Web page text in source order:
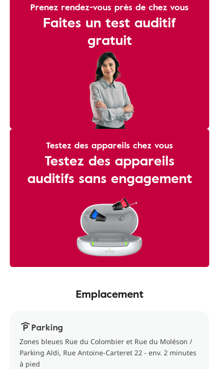
Prenez rendez-vous près de chez vous
Faites un test auditif
gratuit
Testez des appareils chez vous
Testez des appareils
auditifs sans engagement
Emplacement
Parking
Zones bleues Rue du Colombier et Rue du Moléson /
Parking Aldi, Rue Antoine-Carteret 22 - env. 2 minutes
à pied